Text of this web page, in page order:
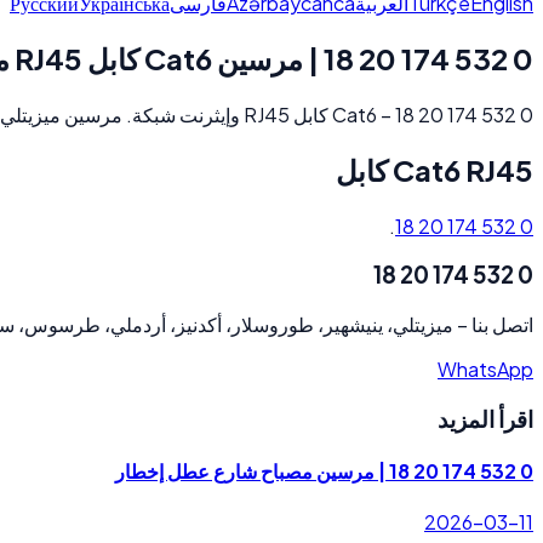
0 532 174 20 18 | مرسين Cat6 كابل RJ45 ميزيتلي
0 532 174 20 18 – Cat6 كابل RJ45 وإيثرنت شبكة. مرسين ميزيتلي.
Cat6 RJ45 كابل
0 532 174 20 18
.
0 532 174 20 18
اتصل بنا – ميزيتلي، ينيشهير، طوروسلار، أكدنيز، أردملي، طرسوس،
WhatsApp
اقرأ المزيد
0 532 174 20 18 | مرسين مصباح شارع عطل إخطار
2026-03-11